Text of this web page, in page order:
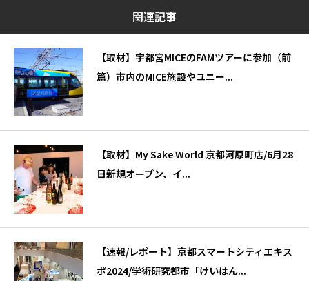
関連記事
【取材】宇都宮MICEのFAMツアーに参加（前
篇）市内のMICE施設やユニー...
【取材】My Sake World 京都河原町店/6月28
日新規オープン、イ...
【速報/レポート】京都スマートシティエキス
ポ2024/学術研究都市「けいはん...